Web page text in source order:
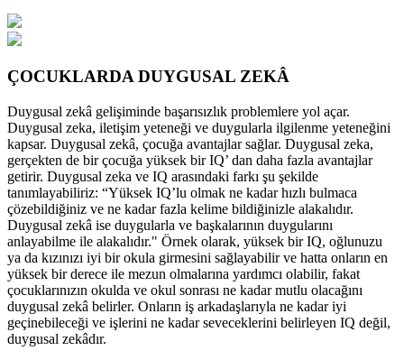
ÇOCUKLARDA DUYGUSAL ZEKÂ
Duygusal zekâ gelişiminde başarısızlık problemlere yol açar.
Duygusal zeka, iletişim yeteneği ve duygularla ilgilenme yeteneğini
kapsar. Duygusal zekâ, çocuğa avantajlar sağlar. Duygusal zeka,
gerçekten de bir çocuğa yüksek bir IQ’ dan daha fazla avantajlar
getirir. Duygusal zeka ve IQ arasındaki farkı şu şekilde
tanımlayabiliriz: “Yüksek IQ’lu olmak ne kadar hızlı bulmaca
çözebildiğiniz ve ne kadar fazla kelime bildiğinizle alakalıdır.
Duygusal zekâ ise duygularla ve başkalarının duygularını
anlayabilme ile alakalıdır." Örnek olarak, yüksek bir IQ, oğlunuzu
ya da kızınızı iyi bir okula girmesini sağlayabilir ve hatta onların en
yüksek bir derece ile mezun olmalarına yardımcı olabilir, fakat
çocuklarınızın okulda ve okul sonrası ne kadar mutlu olacağını
duygusal zekâ belirler. Onların iş arkadaşlarıyla ne kadar iyi
geçinebileceği ve işlerini ne kadar seveceklerini belirleyen IQ değil,
duygusal zekâdır.